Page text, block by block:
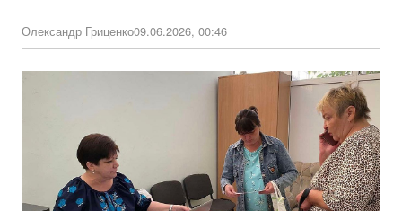
Олександр Гриценко09.06.2026, 00:46